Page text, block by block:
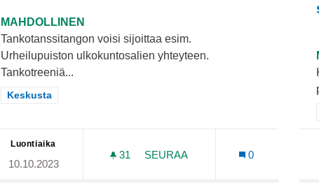
MAHDOLLINEN
Tankotanssitangon voisi sijoittaa esim.
Urheilupuiston ulkokuntosalien yhteyteen.
Tankotreeniä...
Rajaa tulokset teeman mukaan: Keskusta
Keskusta
Luontiaika
10.10.2023
31 31 SEURAAJAA
SEURAA
TANKOTANSSI/
0